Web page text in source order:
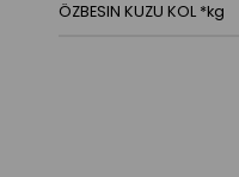
ÖZBESIN KUZU KOL *kg